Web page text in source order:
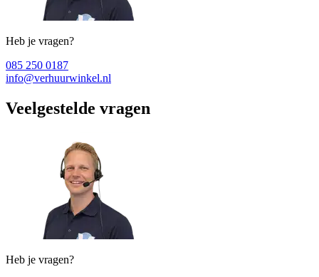
Heb je vragen?
085 250 0187
info@verhuurwinkel.nl
Veelgestelde vragen
Heb je vragen?